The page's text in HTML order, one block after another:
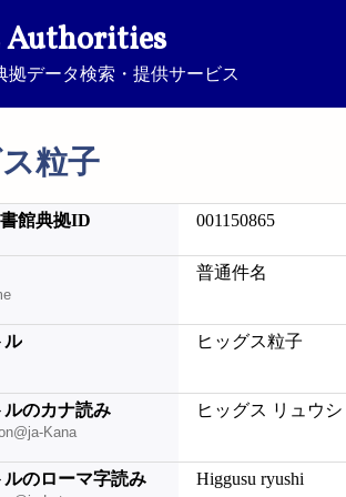
Authorities
拠データ検索・提供サービス
粒子
館典拠ID 001150865
普通件名
ル ヒッグス粒子
のカナ読み
Kana
ヒッグス リュウシ
のローマ字読み Higgusu ryushi